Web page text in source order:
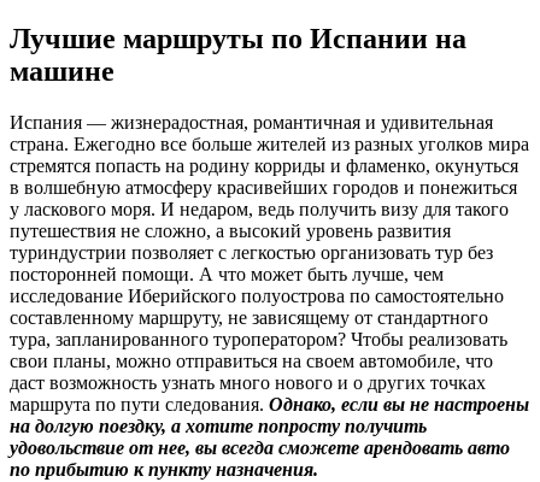
Лучшие маршруты по Испании на
машине
Испания — жизнерадостная, романтичная и удивительная
страна. Ежегодно все больше жителей из разных уголков мира
стремятся попасть на родину корриды и фламенко, окунуться
в волшебную атмосферу красивейших городов и понежиться
у ласкового моря. И недаром, ведь получить визу для такого
путешествия не сложно, а высокий уровень развития
туриндустрии позволяет с легкостью организовать тур без
посторонней помощи. А что может быть лучше, чем
исследование Иберийского полуострова по самостоятельно
составленному маршруту, не зависящему от стандартного
тура, запланированного туроператором? Чтобы реализовать
свои планы, можно отправиться на своем автомобиле, что
даст возможность узнать много нового и о других точках
маршрута по пути следования. Однако, если вы не настроены
на долгую поездку, а хотите попросту получить
удовольствие от нее, вы всегда сможете арендовать авто
по прибытию к пункту назначения.